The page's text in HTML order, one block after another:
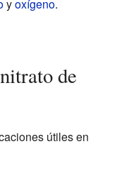
yoxígeno.
de
útiles en